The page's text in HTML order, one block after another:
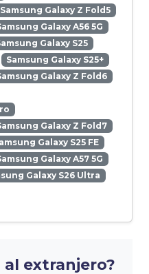
Samsung Galaxy Z Fold5
Galaxy A56 5G
Galaxy S25
Samsung Galaxy S25+
Galaxy Z Fold6
Galaxy Z Fold7
Galaxy S25 FE
Galaxy A57 5G
Galaxy S26 Ultra
al extranjero?